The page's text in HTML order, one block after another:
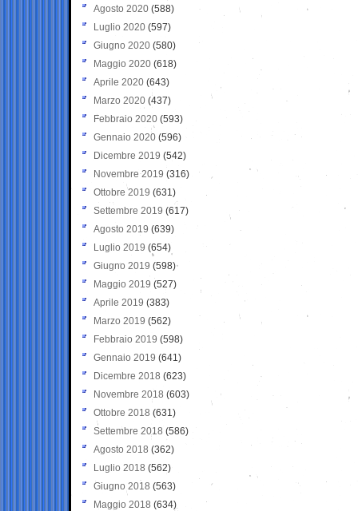
Agosto 2020 (588)
Luglio 2020 (597)
Giugno 2020 (580)
Maggio 2020 (618)
Aprile 2020 (643)
Marzo 2020 (437)
Febbraio 2020 (593)
Gennaio 2020 (596)
Dicembre 2019 (542)
Novembre 2019 (316)
Ottobre 2019 (631)
Settembre 2019 (617)
Agosto 2019 (639)
Luglio 2019 (654)
Giugno 2019 (598)
Maggio 2019 (527)
Aprile 2019 (383)
Marzo 2019 (562)
Febbraio 2019 (598)
Gennaio 2019 (641)
Dicembre 2018 (623)
Novembre 2018 (603)
Ottobre 2018 (631)
Settembre 2018 (586)
Agosto 2018 (362)
Luglio 2018 (562)
Giugno 2018 (563)
Maggio 2018 (634)